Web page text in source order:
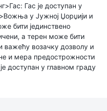
Гас је доступан у
у Јужној Џорџији и
бити јединствено
а терен може бити
важећу возачку дозволу и
и мера предострожности
доступан у главном граду